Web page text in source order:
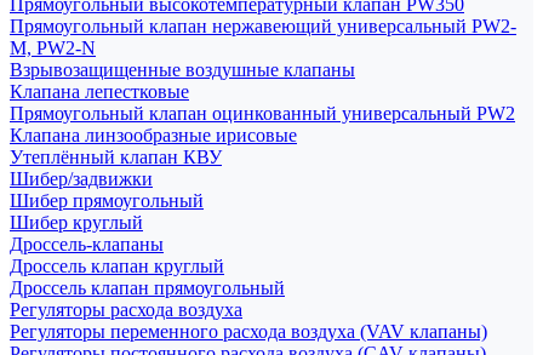
Прямоугольный высокотемпературный клапан PW350
Прямоугольный клапан нержавеющий универсальный PW2-
M, PW2-N
Взрывозащищенные воздушные клапаны
Клапана лепестковые
Прямоугольный клапан оцинкованный универсальный PW2
Клапана линзообразные ирисовые
Утеплённый клапан КВУ
Шибер/задвижки
Шибер прямоугольный
Шибер круглый
Дроссель-клапаны
Дроссель клапан круглый
Дроссель клапан прямоугольный
Регуляторы расхода воздуха
Регуляторы переменного расхода воздуха (VAV клапаны)